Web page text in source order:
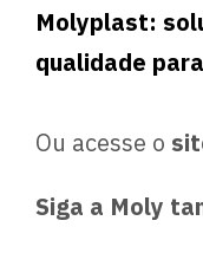
Molyplast:
qualidade
Ou acesse o
Siga a Moly